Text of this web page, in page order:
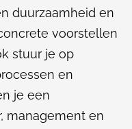
duurzaamheid en
voorstellen
stuur je op
en
je een
management en